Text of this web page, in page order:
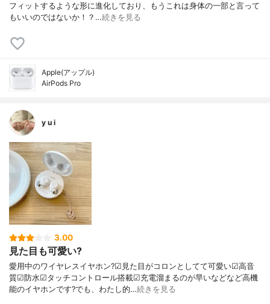
フィットするような形に進化しており、もうこれは身体の一部と言って
もいいのではないか！？…続きを見る
Apple(アップル)
AirPods Pro
y u i
3.00
見た目も可愛い?
愛用中のワイヤレスイヤホン?☑見た目がコロンとしてて可愛い☑高音
質☑防水☑タッチコントロール搭載☑充電溜まるのが早いなどなど高機
能のイヤホンです?でも、わたし的…続きを見る